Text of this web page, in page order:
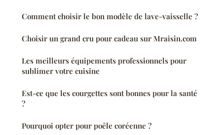
Comment choisir le bon modèle de lave-vaisselle ?
Choisir un grand cru pour cadeau sur Mraisin.com
Les meilleurs équipements professionnels pour
sublimer votre cuisine
Est-ce que les courgettes sont bonnes pour la santé
?
Pourquoi opter pour poêle coréenne ?